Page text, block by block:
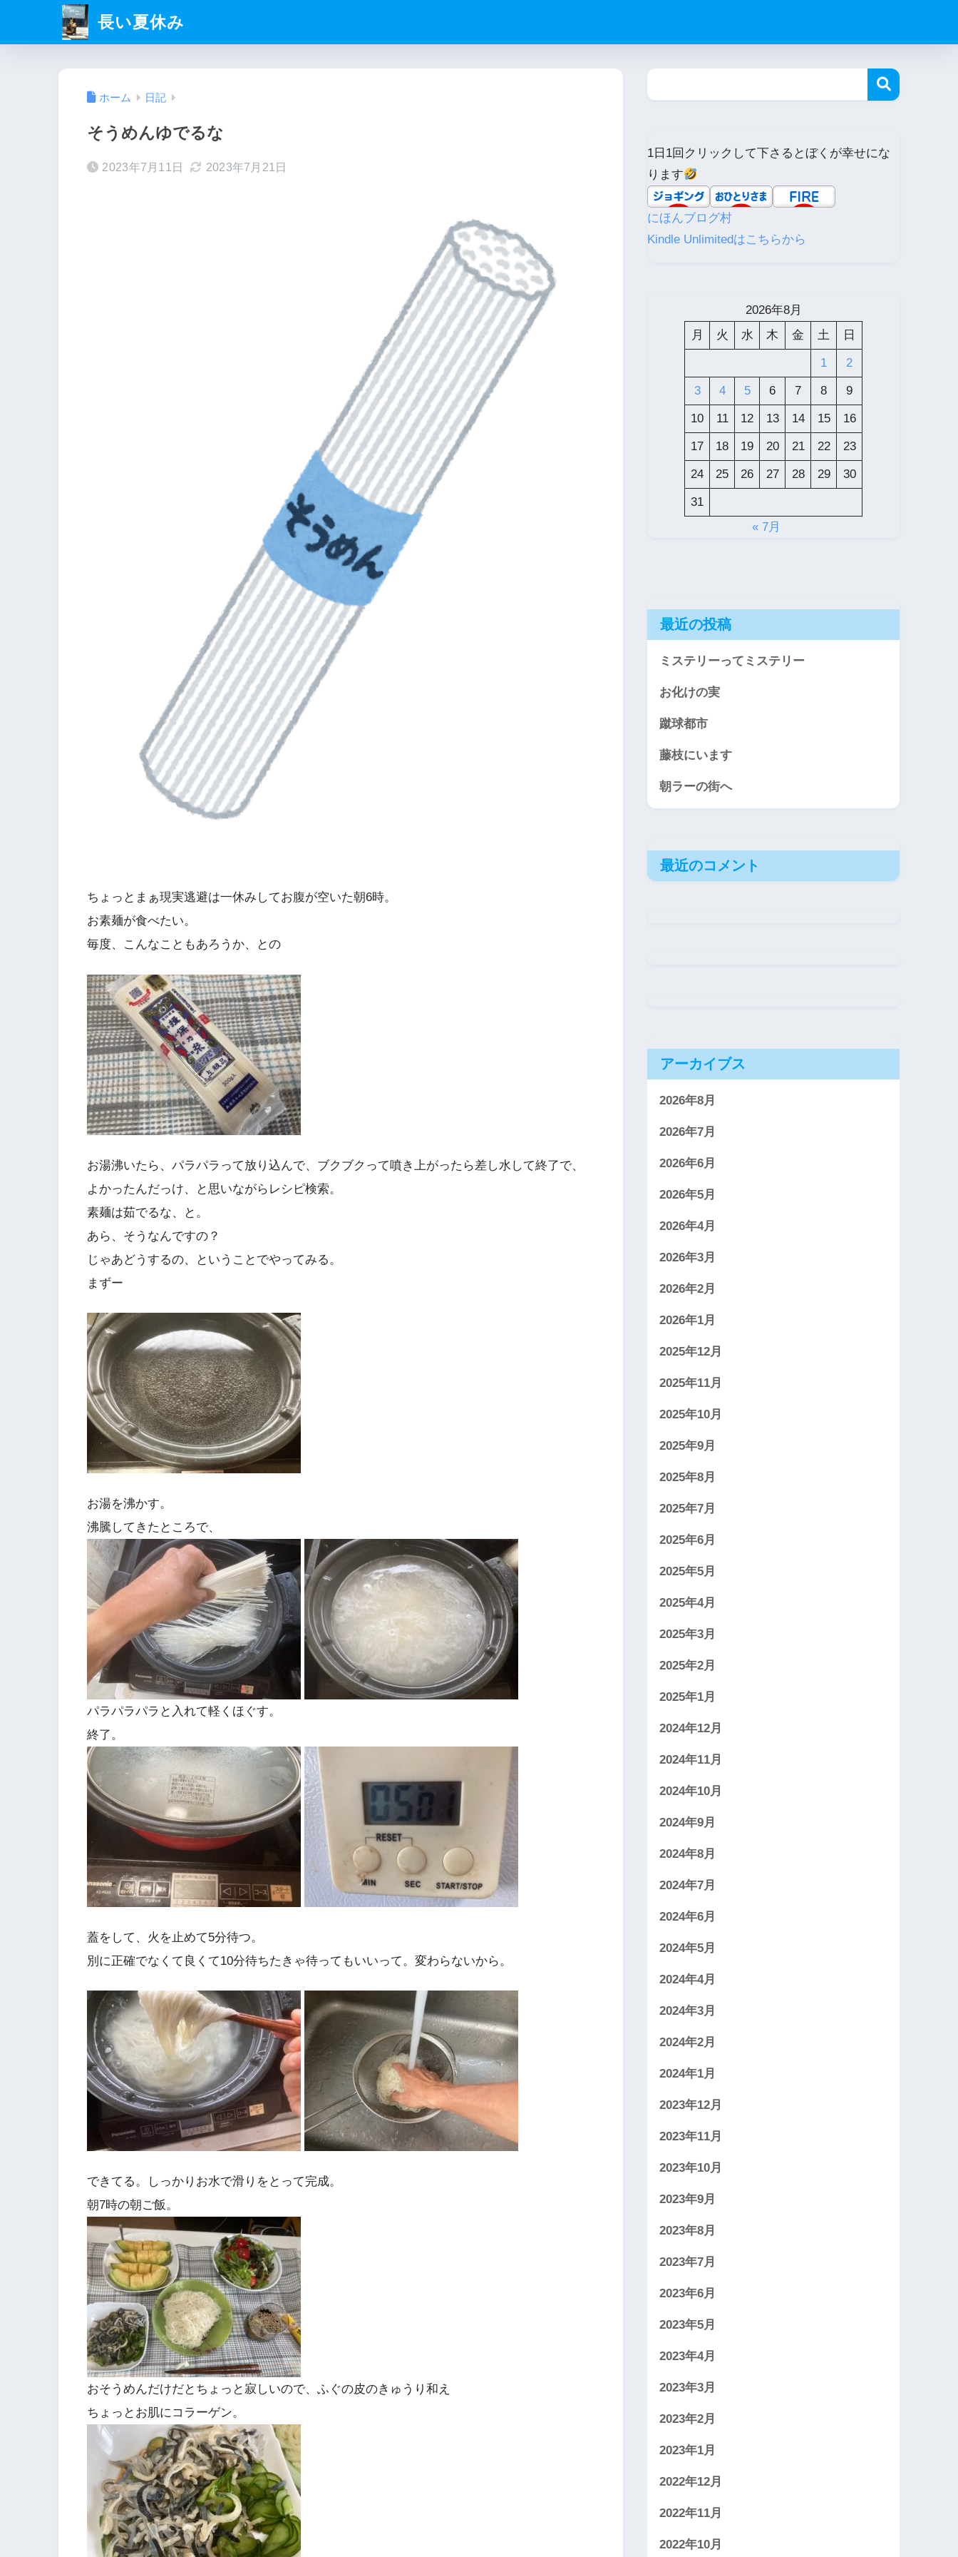
長い夏休み
ホーム 日記
そうめんゆでるな
2023年7月11日 2023年7月21日
ちょっとまぁ現実逃避は一休みしてお腹が空いた朝6時。
お素麺が食べたい。
毎度、こんなこともあろうか、との
お湯沸いたら、パラパラって放り込んで、ブクブクって噴き上がったら差し水して終了で、
よかったんだっけ、と思いながらレシピ検索。
素麺は茹でるな、と。
あら、そうなんですの？
じゃあどうするの、ということでやってみる。
まずー
お湯を沸かす。
沸騰してきたところで、
パラパラパラと入れて軽くほぐす。
終了。
蓋をして、火を止めて5分待つ。
別に正確でなくて良くて10分待ちたきゃ待ってもいいって。変わらないから。
できてる。しっかりお水で滑りをとって完成。
朝7時の朝ご飯。
おそうめんだけだとちょっと寂しいので、ふぐの皮のきゅうり和え
ちょっとお肌にコラーゲン。
1日1回クリックして下さるとぼくが幸せにな
ります
にほんブログ村
Kindle Unlimitedはこちらから
2026年8月
月
火 水 木 金 土 日
1 2
3 4 5 6 7 8 9
10 11 12 13 14 15 16
17 18 19 20 21 22 23
24 25 26 27 28 29 30
31
« 7月
最近の投稿
ミステリーってミステリー
お化けの実
蹴球都市
藤枝にいます
朝ラーの街へ
最近のコメント
アーカイブス
2026年8月
2026年7月
2026年6月
2026年5月
2026年4月
2026年3月
2026年2月
2026年1月
2025年12月
2025年11月
2025年10月
2025年9月
2025年8月
2025年7月
2025年6月
2025年5月
2025年4月
2025年3月
2025年2月
2025年1月
2024年12月
2024年11月
2024年10月
2024年9月
2024年8月
2024年7月
2024年6月
2024年5月
2024年4月
2024年3月
2024年2月
2024年1月
2023年12月
2023年11月
2023年10月
2023年9月
2023年8月
2023年7月
2023年6月
2023年5月
2023年4月
2023年3月
2023年2月
2023年1月
2022年12月
2022年11月
2022年10月